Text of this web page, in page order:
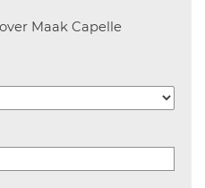
Maak CapelleAanvinken
om informatie over